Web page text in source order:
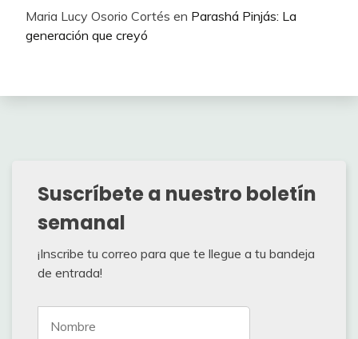
Maria Lucy Osorio Cortés en Parashá Pinjás: La
generación que creyó
Suscríbete a nuestro boletín
semanal
¡Inscribe tu correo para que te llegue a tu bandeja
de entrada!